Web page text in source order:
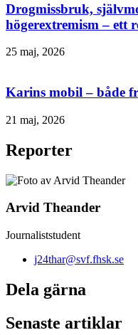
Drogmissbruk,
högerextremism – ett
25 maj, 2026
Karins mobil – både
21 maj, 2026
Reporter
Arvid Theander
Journaliststudent
j24thar@svf.fhsk.se
Dela gärna
Senaste artiklar